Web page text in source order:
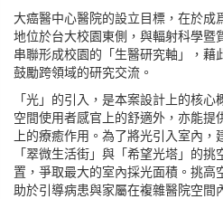
大癌醫中心醫院的設立目標，在於成
地位於台大校園東側，與輻射科學暨
串聯形成校園的「生醫研究軸」，藉
鼓勵跨領域的研究交流。
「光」的引入，是本案設計上的核
空間使用者感官上的舒適外，亦能提
上的療癒作用。為了將光引入室內
「翠微生活街」與「希望光塔」的
置，爭取最大的室內採光面積。挑高
助於引導病患與家屬在複雜醫院空間